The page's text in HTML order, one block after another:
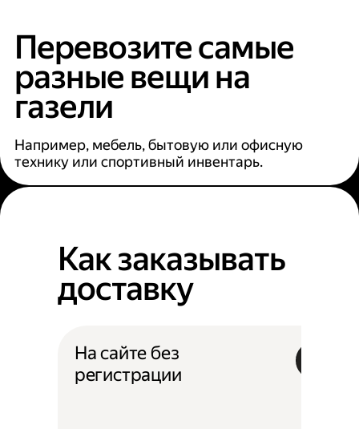
Перевозите самые
разные вещи на
газели
Например, мебель, бытовую или офисную
технику или спортивный инвентарь.
Как заказывать
доставку
На сайте без
регистрации